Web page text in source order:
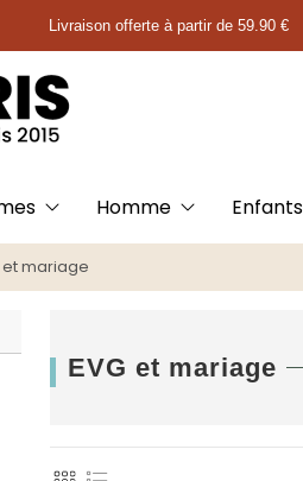
Livraison offerte à partir de 59.90 €
Homme Enfants
et mariage
EVG et mariage